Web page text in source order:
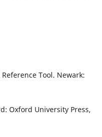
Tool. Newark:
Oxford University Press,